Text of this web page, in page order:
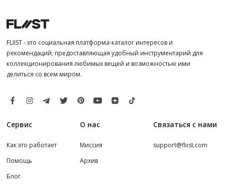
FLIIST - это социальная платформа-каталог интересов и
рекомендаций, предоставляющая удобный инструментарий для
коллекционирования любимых вещей и возможностью ими
делиться со всем миром.
Сервис
Как это работает
Помощь
Блог
О нас
Миссия
Архив
Связаться с нами
support@fliist.com